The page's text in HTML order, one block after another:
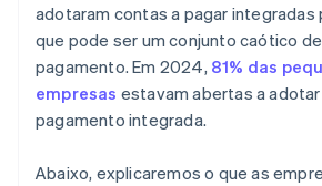
adotaram contas a pagar integradas
que pode ser um conjunto caótico
pagamento. Em 2024, 81% das
empresas estavam abertas a
pagamento integrada.
Abaixo, explicaremos o que as